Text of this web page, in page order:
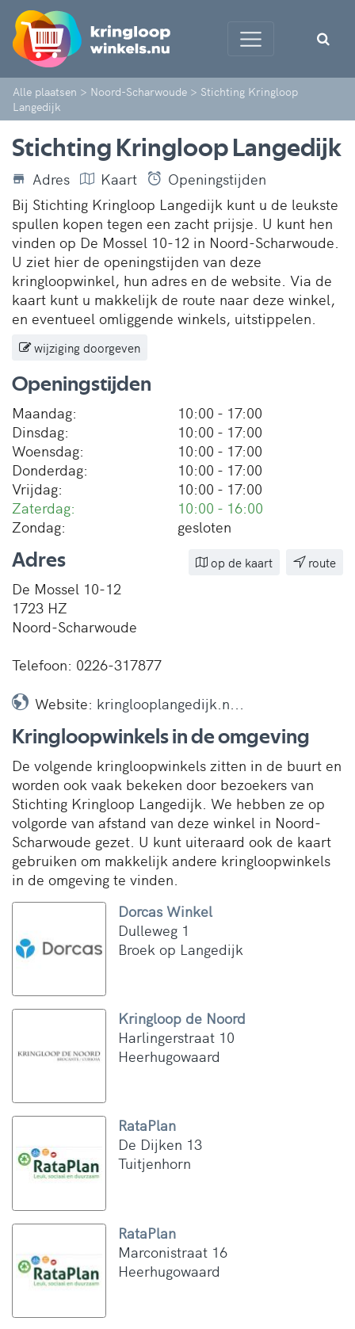
Alle plaatsen > Noord-Scharwoude > Stichting Kringloop
Langedijk
Stichting Kringloop Langedijk
Adres Kaart
Openingstijden
Bij Stichting Kringloop Langedijk kunt u de leukste
spullen kopen tegen een zacht prijsje. U kunt hen
vinden op De Mossel 10-12 in Noord-Scharwoude.
U ziet hier de openingstijden van deze
kringloopwinkel, hun adres en de website. Via de
kaart kunt u makkelijk de route naar deze winkel,
en eventueel omliggende winkels, uitstippelen.
wijziging doorgeven
Openingstijden
Maandag:
10:00 - 17:00
Dinsdag:
10:00 - 17:00
Woensdag:
10:00 - 17:00
Donderdag:
10:00 - 17:00
Vrijdag:
10:00 - 17:00
Zaterdag:
10:00 - 16:00
Zondag:
gesloten
route
op de kaart
Adres
De Mossel 10-12
1723 HZ
Noord-Scharwoude
Telefoon: 0226-317877
Website: kringlooplangedijk.n...
Kringloopwinkels in de omgeving
De volgende kringloopwinkels zitten in de buurt en
worden ook vaak bekeken door bezoekers van
Stichting Kringloop Langedijk. We hebben ze op
volgorde van afstand van deze winkel in Noord-
Scharwoude gezet. U kunt uiteraard ook de kaart
gebruiken om makkelijk andere kringloopwinkels
in de omgeving te vinden.
Dorcas Winkel
Dulleweg 1
Broek op Langedijk
Kringloop de Noord
Harlingerstraat 10
Heerhugowaard
RataPlan
De Dijken 13
Tuitjenhorn
RataPlan
Marconistraat 16
Heerhugowaard